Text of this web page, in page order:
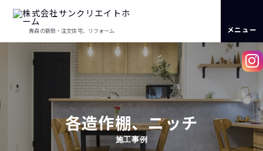
青森の新築・注文住宅、リフォーム メニュー
各造作棚、ニッチ
施工事例